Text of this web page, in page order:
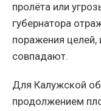
пролёта или
губернатора
поражения целей,
совпадают.
Для Калужской
продолжением